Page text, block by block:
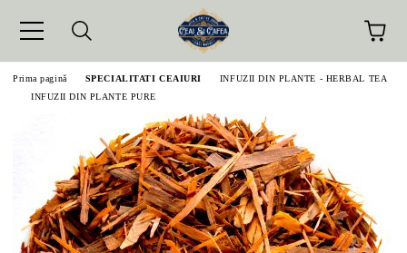
Prima pagină SPECIALITATI CEAIURI
INFUZII DIN PLANTE - HERBAL TEA
INFUZII DIN PLANTE PURE